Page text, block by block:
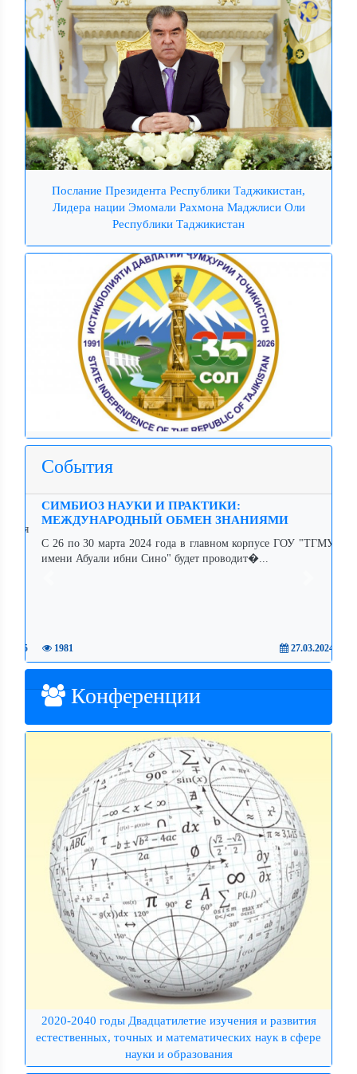
Послание Президента Республики Таджикистан,
Лидера нации Эмомали Рахмона Маджлиси Оли
Республики Таджикистан
События
СИМБИОЗ НАУКИ И ПРАКТИКИ:
МЕЖДУНАРОДНЫЙ ОБМЕН ЗНАНИЯМИ
С 26 по 30 марта 2024 года в главном корпусе ГОУ "ТГМУ
имени Абуали ибни Сино" будет проводит�...
1981 27.03.2024
Конференции
2020-2040 годы Двадцатилетие изучения и развития
естественных, точных и математических наук в сфере
науки и образования